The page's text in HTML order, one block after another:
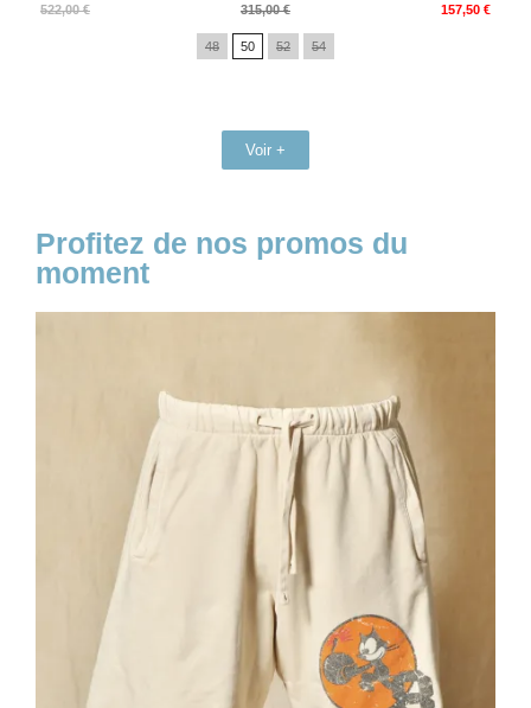
522,00 €
Prix
315,00 € 157,50 €
Prix
48 50 52 54
Voir +
Profitez de nos promos du
moment